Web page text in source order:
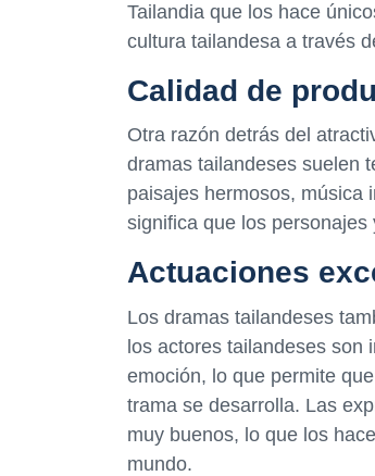
Tailandia que los hace
cultura tailandesa a través
Calidad de
Otra razón detrás del
dramas tailandeses suelen
paisajes hermosos, música
significa que los
Actuaciones
Los dramas tailandeses
los actores tailandeses son
emoción, lo que permite
trama se desarrolla. Las
muy buenos, lo que los
mundo.